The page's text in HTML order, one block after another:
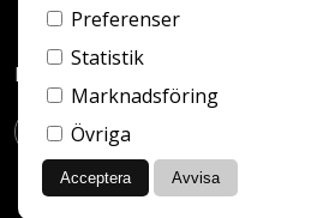
Följ oss:
Preferenser
Statistik
Marknadsföring
Övriga
Acceptera Avvisa